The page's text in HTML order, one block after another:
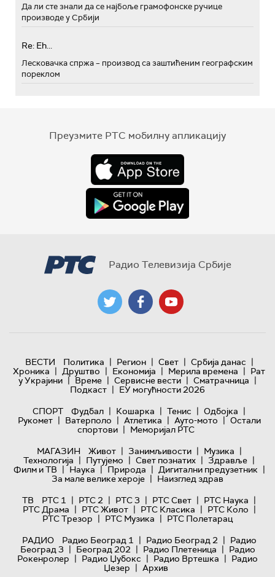
Да ли сте знали да се најбоље грамофонске ручице
производе у Србији
Re: Eh...
Лесковачка спржа – производ са заштићеним географским
пореклом
Преузмите РТС мобилну апликацију
Радио Телевизија Србије
ВЕСТИ Политика | Регион | Свет | Србија данас |
Хроника | Друштво | Економија | Мерила времена | Рат
у Украјини | Време | Сервисне вести | Сматрачница |
Подкаст | ЕУ могућности 2026
СПОРТ
Фудбал | Кошарка | Тенис | Одбојка |
Рукомет | Ватерполо | Атлетика | Ауто-мото | Остали
спортови | Меморијал РТС
МАГАЗИН
Живот | Занимљивости | Музика |
Технологијa | Путујемо | Свет познатих | Здравље |
Филм и ТВ | Наука | Природа | Дигитални предузетник |
За мале велике хероје | Наизглед здрав
ТВ
РТС 1 | РТС 2 | РТС 3 | РТС Свет | РТС Наука |
РТС Драма | РТС Живот | РТС Класика | РТС Коло |
РТС Трезор | РТС Музика | РТС Полетарац
РАДИО
Радио Београд 1 | Радио Београд 2 | Радио
Београд 3 | Београд 202 | Радио Плетеница | Радио
Рокенролер | Радио Џубокс | Радио Вртешка | Радио
Џезер | Архив